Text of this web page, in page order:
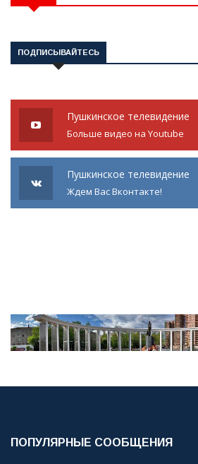
ПОДПИСЫВАЙТЕСЬ
Пушкинское телевидение
Больше видео на Youtube
Пушкинское телевидение
Ждем Вас Вконтакте!
ПОПУЛЯРНЫЕ СООБЩЕНИЯ